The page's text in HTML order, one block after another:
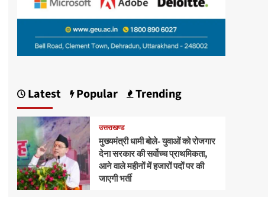
Latest Popular Trending
उत्तराखण्ड
मुख्यमंत्री धामी बोले- युवाओं को रोजगार
देना सरकार की सर्वोच्च प्राथमिकता,
आने वाले महीनों में हजारों पदों पर की
जाएगी भर्ती